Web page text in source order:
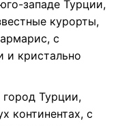
западе Турции,
курорты,
с
и кристально
Турции,
континентах, с